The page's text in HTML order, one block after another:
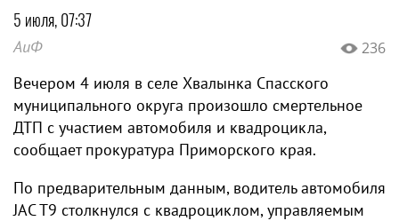
5 июля, 07:37
АиФ 236
Вечером 4 июля в селе Хвалынка Спасского
муниципального округа произошло смертельное
ДТП с участием автомобиля и квадроцикла,
сообщает прокуратура Приморского края.
По предварительным данным, водитель автомобиля
JAC T9 столкнулся с квадроциклом, управляемым